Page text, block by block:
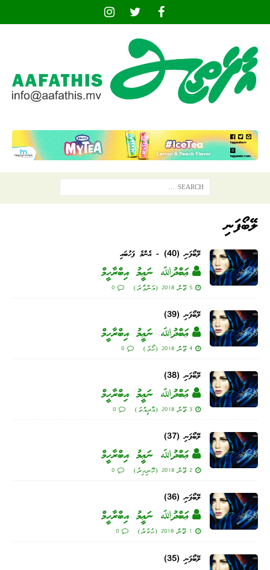
ލޭބޯފަނި
ލޭބޯފަނި (40) - އެންމެ ފަހުބައި
ޢަބްދުﷲ ނަޢީމު އިބްރާހީމް
5 ޖޫން 2018 (އަންގާރަ) 0
ލޭބޯފަނި (39)
ޢަބްދުﷲ ނަޢީމު އިބްރާހީމް
4 ޖޫން 2018 (ހޯމަ) 0
ލޭބޯފަނި (38)
ޢަބްދުﷲ ނަޢީމު އިބްރާހީމް
3 ޖޫން 2018 (އާދީއްތަ) 0
ލޭބޯފަނި (37)
ޢަބްދުﷲ ނަޢީމު އިބްރާހީމް
2 ޖޫން 2018 (ހޮނިހިރު) 0
ލޭބޯފަނި (36)
ޢަބްދުﷲ ނަޢީމު އިބްރާހީމް
1 ޖޫން 2018 (ހުކުރު) 0
ލޭބޯފަނި (35)